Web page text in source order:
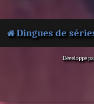
Dingues de
Développé